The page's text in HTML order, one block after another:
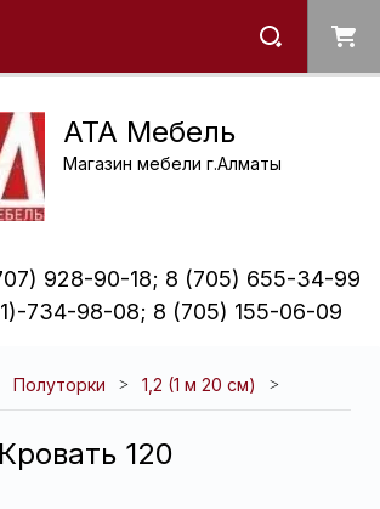
ATA Мебель
Магазин мебели г.Алматы
928-90-18; 8 (705) 655-34-99
734-98-08; 8 (705) 155-06-09
Полуторки 1,2 (1 м 20 см)
120